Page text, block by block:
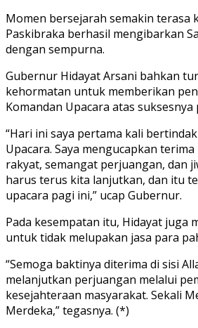
Momen bersejarah semakin terasa
Paskibraka berhasil mengibarkan
dengan sempurna.
Gubernur Hidayat Arsani bahkan
kehormatan untuk memberikan
Komandan Upacara atas
“Hari ini saya pertama kali
Upacara. Saya mengucapkan
rakyat, semangat perjuangan, dan
harus terus kita lanjutkan, dan itu
upacara pagi ini,” ucap Gubernur.
Pada kesempatan itu, Hidayat juga
untuk tidak melupakan jasa para
“Semoga baktinya diterima di sisi
melanjutkan perjuangan melalui
kesejahteraan masyarakat. Sekali
Merdeka,” tegasnya. (*)